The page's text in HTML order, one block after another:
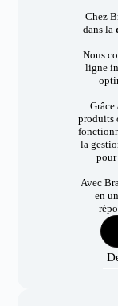
Chez
dans la
Nous
ligne
Grâce
produits
la
pour
Avec
en